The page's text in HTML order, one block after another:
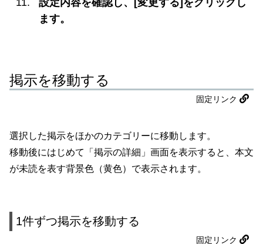
設定内容を確認し、[変更する]をクリックし
ます。
掲示を移動する
固定リンク
選択した掲示をほかのカテゴリーに移動します。
移動後にはじめて「掲示の詳細」画面を表示すると、本文
が未読を表す背景色（黄色）で表示されます。
1件ずつ掲示を移動する
固定リンク